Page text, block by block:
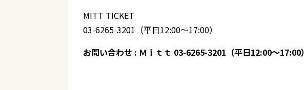
MITT TICKET
03-6265-3201（平日12:00～17:00）
お問い合わせ : Ｍｉｔｔ 03-6265-3201（平日12:00～17:00）